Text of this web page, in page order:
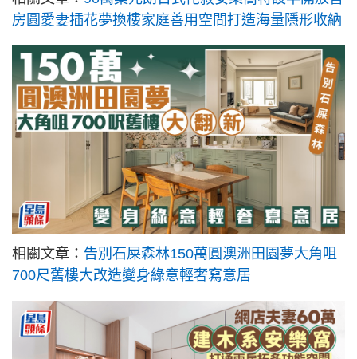
房圓愛妻插花夢換樓家庭善用空間打造海量隱形收納
相關文章： 告別石屎森林150萬圓澳洲田園夢大角咀
700尺舊樓大改造變身綠意輕奢寫意居